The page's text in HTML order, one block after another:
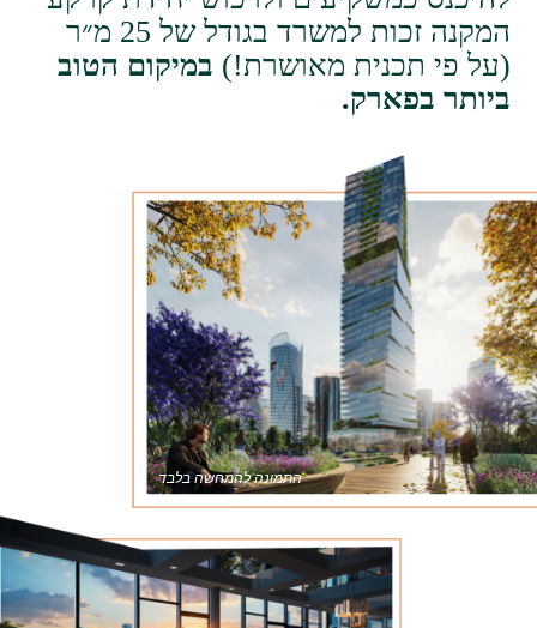
התמונה להמחשה בלבד
המקנה זכות למשרד בגודל של 25 מ״ר
(על פי תכנית מאושרת!) במיקום הטוב
ביותר בפארק.